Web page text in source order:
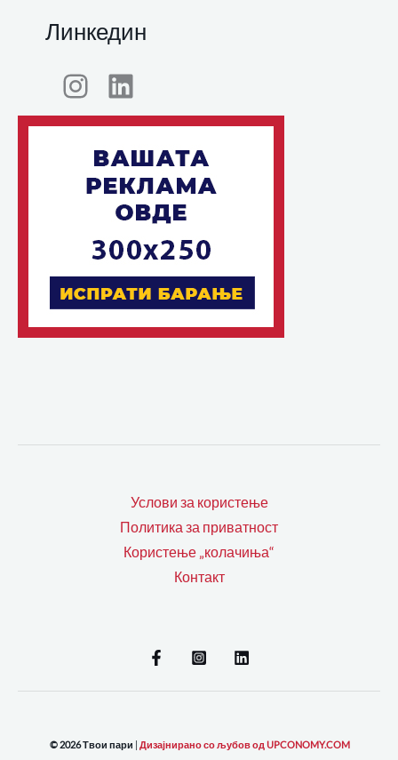
Линкедин
Услови за користење
Политика за приватност
Користење „колачиња“
Контакт
© 2026 Твои пари | Дизајнирано со љубов од UPCONOMY.COM